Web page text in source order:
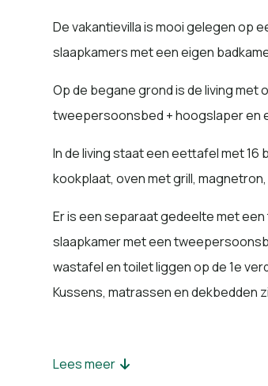
De vakantievilla is mooi gelegen op
slaapkamers met een eigen
Op de begane grond is de living met
tweepersoonsbed + hoogslaper en
In de living staat een eettafel met 16
kookplaat, oven met grill,
Er is een separaat gedeelte met een
slaapkamer met een
wastafel en toilet liggen op de 1e
Kussens, matrassen en dekbedden
Op tuinniveau zijn de overige 4
Lees meer